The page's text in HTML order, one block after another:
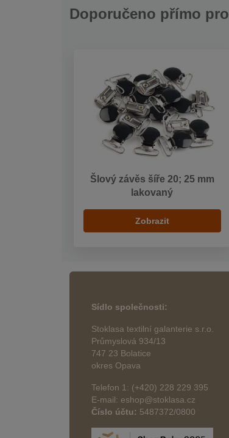
Doporučeno přímo
Šlový závěs šíře 20; 25 mm
lakovaný
Zobrazit
Sídlo společnosti:
Stoklasa textilní galanterie s.r.o.
Průmyslová 934/13
747 23 Bolatice
okres Opava
Telefon 1: (+420) 228 229 395
E-mail: eshop@stoklasa.cz
Číslo účtu: 5487372/0800